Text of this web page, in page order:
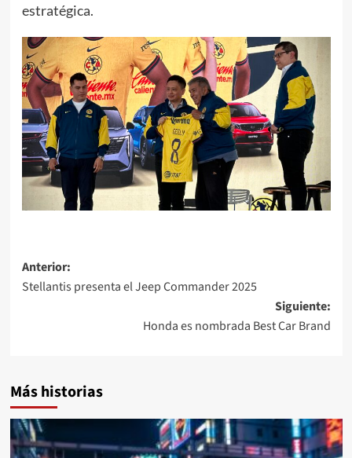
estratégica.
Navegación
de
Anterior:
Stellantis presenta el Jeep Commander 2025
Siguiente:
Honda es nombrada Best Car Brand
Más historias